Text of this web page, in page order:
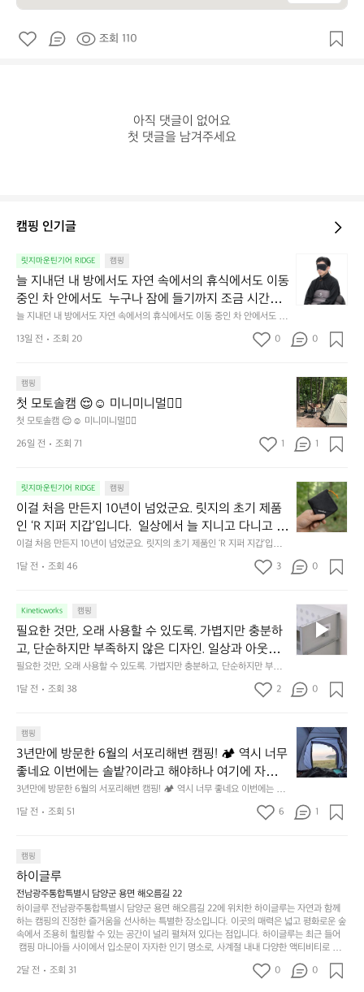
조회 110
아직 댓글이 없어요
첫 댓글을 남겨주세요
캠핑 인기글
릿지마운틴기어 RIDGE 캠핑
늘 지내던 내 방에서도 자연 속에서의 휴식에서도 이동
중인 차 안에서도  누구나 잠에 들기까지 조금 시간이
걸리는 순간이 있습니다.  그럴 때는 차분하게 눈을 가
려보세요. 마치 암막 커튼을 조용히 내리듯이.  Polarte
c® Wind Pro™의 온기가 눈가를 포근히 감싸줍니다.
줍니다.  이 슬립 웜을 쓰는 것만으로 그곳은 나만의 밤
이 됩니다.  안녕히 주무세요.
늘 지내던 내 방에서도 자연 속에서의 휴식에서도 이동 중인 차 안에서도  누
구나 잠에 들기까지 조금 시간이 걸리는 순간이 있습니다.  그럴 때는 차분하
게 눈을 가려보세요. 마치 암막 커튼을 조용히 내리듯이.  Polartec® Wind
밤이 됩니다.  안녕히 주무세요.
내
던
방
도
자
연
속
에
의
휴
식
에
도
이
중
인
차
안
서
도
구
나
잠
에
기
까
이
걸
리
는
순
13일 전 조회 20 0 0
캠핑
첫 모토솔캠 😌☺️ 미니미니멀👌🏼
첫 모토솔캠 😌☺️ 미니미니멀👌🏼
첫
모
토
솔
캠
☺️
미
니
미
멀
👌🏼
26일 전 조회 71 1 1
릿지마운틴기어 RIDGE 캠핑
이걸 처음 만든지 10년이 넘었군요. 릿지의 초기 제품
인 ‘R 지퍼 지갑’입니다.  일상에서 늘 지니고 다니고 싶
어지는 물건에는 크기, 무게, 형태, 색감 사이의 아주 미
묘한 밸런스가 존재합니다.  예를 들자면 일에 집중하
느라 책상 위 가장자리에 대충 걸쳐 놓아도 시야에 걸
는 균형감에서 출발했습니다.  그중에서도 슬림함에 철
저히 집착했습니다. 튼튼한 내구도와 넉넉한 수납력을
해치치 않는 선에서, 가장 가볍고 얇게 설계했습니다.
이 디자인과 사용감은, 꼭 직접 손으로 만져보며 경험
해 보시기를 바랍니다.
이걸 처음 만든지 10년이 넘었군요. 릿지의 초기 제품인 ‘R 지퍼 지갑’입니
다.  일상에서 늘 지니고 다니고 싶어지는 물건에는 크기, 무게, 형태, 색감
사이의 아주 미묘한 밸런스가 존재합니다.  예를 들자면 일에 집중하느라 책
철저히 집착했습니다. 튼튼한 내구도와 넉넉한 수납력을 해치치 않는 선에
서, 가장 가볍고 얇게 설계했습니다.  이 디자인과 사용감은, 꼭 직접 손으로
만져보며 경험해 보시기를 바랍니다.
이
걸
처
음
든
0
년
이
넘
군
지
의
초
기
품
갑’입
니
다.
일
상
에
1달 전 조회 46 3 0
Kineticworks 캠핑
필요한 것만, 오래 사용할 수 있도록. 가볍지만 충분하
고, 단순하지만 부족하지 않은 디자인. 일상과 아웃도
어의 경계를 자연스럽게 이어주는 RIDGE MOUNTAIN
GEAR. 키네틱웍스에서 만나보세요.
필요한 것만, 오래 사용할 수 있도록. 가볍지만 충분하고, 단순하지만 부족하
지 않은 디자인. 일상과 아웃도어의 경계를 자연스럽게 이어주는 RIDGE M
OUNTAIN GEAR. 키네틱웍스에서 만나보세요.
필
요
한
것
오
용
할
수
있
록.
분
하
고,
단
순
하
1달 전 조회 38 2 0
캠핑
3년만에 방문한 6월의 서포리해변 캠핑! 🏕 역시 너무
좋네요 이번에는 솔밭?이라고 해야하나 여기에 자리를
잡았는데 정말 시원하고 경치도 좋네요  서해치고 물도
맑은편, 아이들도 놀기 좋고 1박 2일은 넘 짧게 느껴지
네요  .1박 1동 1만원 (수금은 7시쯤, 동네에서 관리) .수
바로 화장실있음 .5분거리 cu .2분거리 음식점  항구에
서부터 해변까지 버스도 다니네요 ㅎㅎㅎ 아이들 엄청
좋아하네요 점심쯤도착해서 철수할때까지 물놀이 3
타임이나 했네요 ⛱️
3년만에 방문한 6월의 서포리해변 캠핑! 🏕 역시 너무 좋네요 이번에는 솔
밭?이라고 해야하나 여기에 자리를 잡았는데 정말 시원하고 경치도 좋네요
서해치고 물도 맑은편, 아이들도 놀기 좋고 1박 2일은 넘 짧게 느껴지네요  .
항구에서부터 해변까지 버스도 다니네요 ㅎㅎㅎ 아이들 엄청 좋아하네요 점
심쯤도착해서 철수할때까지 물놀이 3타임이나 했네요 ⛱️
년
만
에
문
포
리
해
변
캠
핑!
1달 전 조회 51 6 1
캠핑
하이글루
전남광주통합특별시 담양군 용면 해오름길 22
하이글루 전남광주통합특별시 담양군 용면 해오름길 22에 위치한 하이글루는 자연과 함께
하는 캠핑의 진정한 즐거움을 선사하는 특별한 장소입니다. 이곳의 매력은 넓고 평화로운 숲
속에서 조용히 힐링할 수 있는 공간이 널리 펼쳐져 있다는 점입니다. 하이글루는 최근 들어
캠핑 마니아들 사이에서 입소문이 자자한 인기 명소로, 사계절 내내 다양한 액티비티로 방
문객들을 맞이합니다. 특히, 하이글루의 독특한 시설인 글램핑 텐트는 고객들에게 아늑한 잠
자리를 제공하며, 캠핑의 매력을 한층 더해 줍니다. 밖에서는 자연의 소리를 들으며, 내부에
2달 전 조회 31 0 0